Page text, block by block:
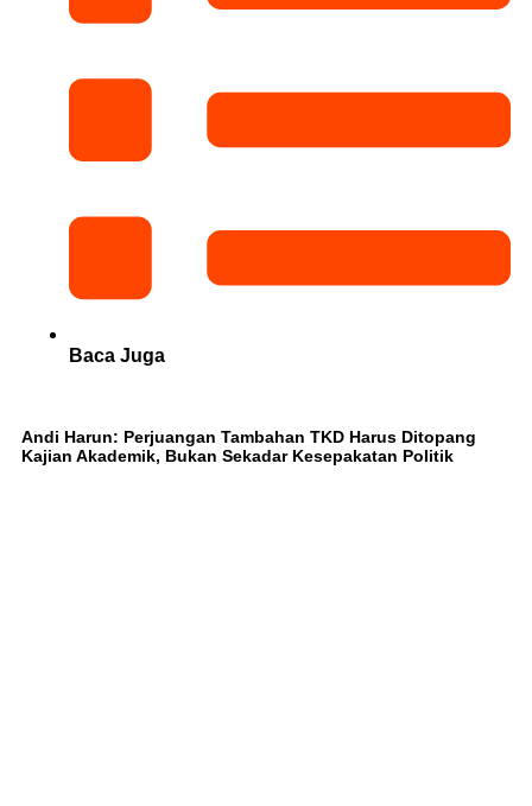
Baca Juga
Andi Harun: Perjuangan Tambahan TKD Harus Ditopang
Kajian Akademik, Bukan Sekadar Kesepakatan Politik